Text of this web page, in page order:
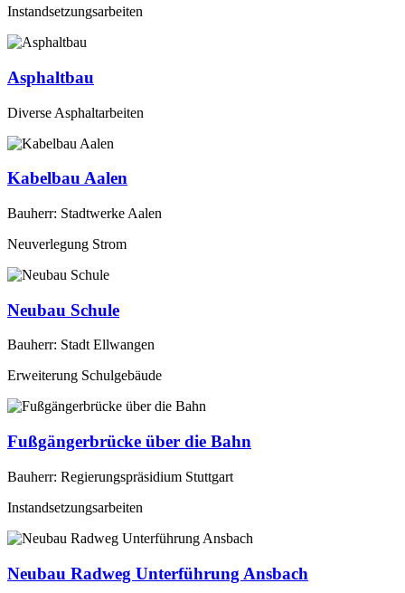
Instandsetzungsarbeiten
Asphaltbau
Diverse Asphaltarbeiten
Kabelbau Aalen
Bauherr: Stadtwerke Aalen
Neuverlegung Strom
Neubau Schule
Bauherr: Stadt Ellwangen
Erweiterung Schulgebäude
Fußgängerbrücke über die Bahn
Bauherr: Regierungspräsidium Stuttgart
Instandsetzungsarbeiten
Neubau Radweg Unterführung Ansbach